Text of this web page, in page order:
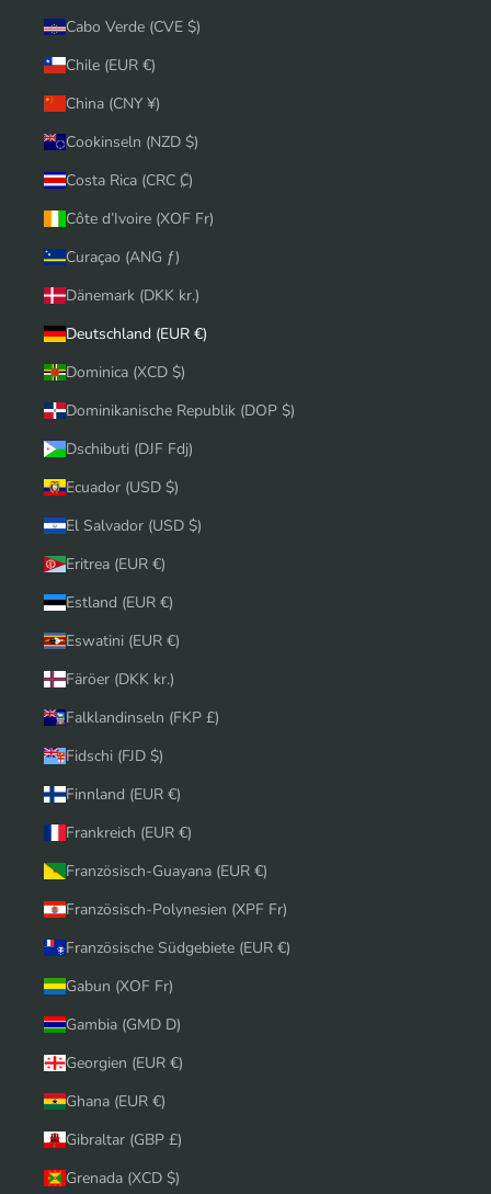
Cabo Verde (CVE $)
Chile (EUR €)
China (CNY ¥)
Cookinseln (NZD $)
Costa Rica (CRC ₡)
Côte d’Ivoire (XOF Fr)
Curaçao (ANG ƒ)
Dänemark (DKK kr.)
Deutschland (EUR €)
Dominica (XCD $)
Dominikanische Republik (DOP $)
Dschibuti (DJF Fdj)
Ecuador (USD $)
El Salvador (USD $)
Eritrea (EUR €)
Estland (EUR €)
Eswatini (EUR €)
Färöer (DKK kr.)
Falklandinseln (FKP £)
Fidschi (FJD $)
Finnland (EUR €)
Frankreich (EUR €)
Französisch-Guayana (EUR €)
Französisch-Polynesien (XPF Fr)
Französische Südgebiete (EUR €)
Gabun (XOF Fr)
Gambia (GMD D)
Georgien (EUR €)
Ghana (EUR €)
Gibraltar (GBP £)
Grenada (XCD $)